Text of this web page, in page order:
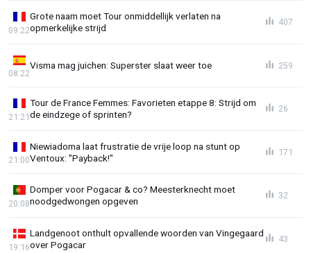
Grote naam moet Tour onmiddellijk verlaten na
opmerkelijke strijd
09:22
407
Visma mag juichen: Superster slaat weer toe
08:22
259
Tour de France Femmes: Favorieten etappe 8: Strijd om
de eindzege of sprinten?
21:21
26
Niewiadoma laat frustratie de vrije loop na stunt op
Ventoux: "Payback!"
21:00
171
Domper voor Pogacar & co? Meesterknecht moet
noodgedwongen opgeven
20:08
32
Landgenoot onthult opvallende woorden van Vingegaard
over Pogacar
19:16
43